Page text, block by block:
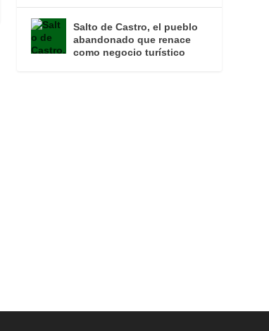
Salto de Castro, el pueblo
abandonado que renace
como negocio turístico